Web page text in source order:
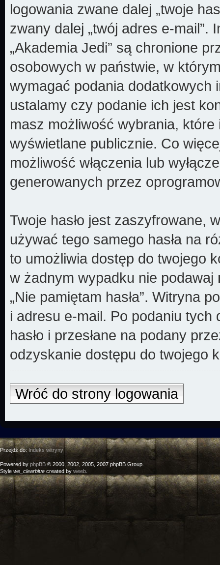
logowania zwane dalej „twoje
zwany dalej „twój adres e-mail”.
„Akademia Jedi” są chronione
osobowych w państwie, w
wymagać podania dodatkowych
ustalamy czy podanie ich jest
masz możliwość wybrania,
wyświetlane publicznie. Co
możliwość włączenia lub
generowanych przez
Twoje hasło jest zaszyfrowane,
używać tego samego hasła na
to umożliwia dostęp do twojego
w żadnym wypadku nie podawaj
„Nie pamiętam hasła”. Witryna
i adresu e-mail. Po podaniu
hasło i przesłane na podany
odzyskanie dostępu do twojego
Wróć do strony logowania
Przejdź do:Indeks witryny
Powered by phpBB © 2000, 2002, 2005, 2007 phpBB Group.
Style we_clearblue created by weeb